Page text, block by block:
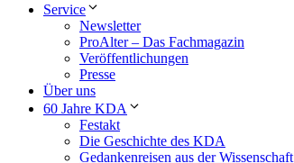
Service
Newsletter
ProAlter – Das Fachmagazin
Veröffentlichungen
Presse
Über uns
60 Jahre KDA
Festakt
Die Geschichte des KDA
Gedankenreisen aus der Wissenschaft